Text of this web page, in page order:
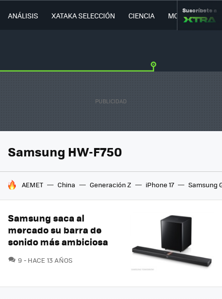
ANÁLISIS XATAKA SELECCIÓN CIENCIA MOVILIDAD
Suscríbete a
Samsung HW-F750
HOY SE HABLA DE
AEMET China Generación Z iPhone 17 Samsung
Samsung saca al
mercado su barra de
sonido más ambiciosa
9 COMENTARIOS
HACE 13 AÑOS